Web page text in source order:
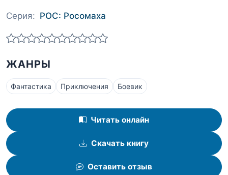
Серия: РОС: Росомаха
ЖАНРЫ
Фантастика Приключения Боевик
Читать онлайн
Скачать книгу
Оставить отзыв